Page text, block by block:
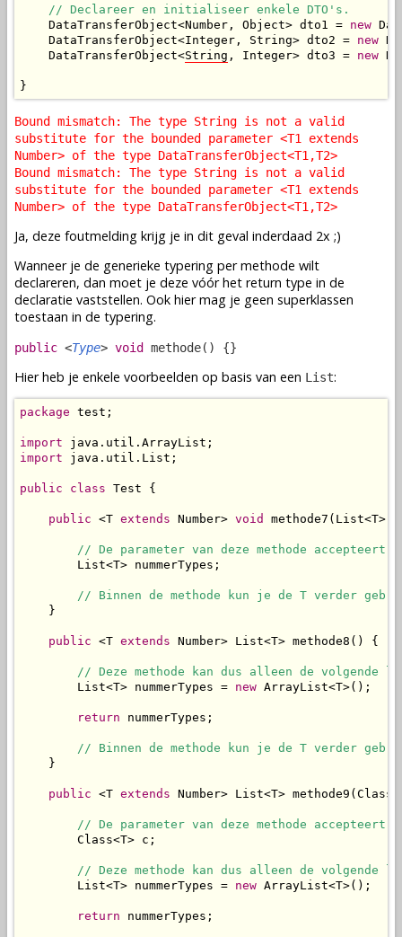
// Declareer en initialiseer enkele DTO's.
    DataTransferObject<Number, Object> dto1 =
new
    DataTransferObject<Integer, String> dto2 =
new
    DataTransferObject<
String , Integer> dto3 = new
}
Bound mismatch: The type String is not a valid
substitute for the bounded parameter <T1 extends
Number> of the type DataTransferObject<T1,T2>
Bound mismatch: The type String is not a valid
substitute for the bounded parameter <T1 extends
Number> of the type DataTransferObject<T1,T2>
Ja, deze foutmelding krijg je in dit geval inderdaad 2x ;)
Wanneer je de generieke typering per methode wilt
declareren, dan moet je deze vóór het return type in de
declaratie vaststellen. Ook hier mag je geen superklassen
toestaan in de typering.
public <Type> void methode() {}
Hier heb je enkele voorbeelden op basis van een List:
package test;
import
import java.util.List;
public class Test {
public <T extends Number> void methode7(List<T>
// De parameter van deze methode
        List<T> nummerTypes;
// Binnen de methode kun je de T verder
    }
public <T extends Number> List<T> methode8() {
// Deze methode kan dus alleen de volgende
        List<T> nummerTypes =
new ArrayList<T>();
return nummerTypes;
// Binnen de methode kun je de T verder
    }
public <T extends Number> List<T>
// De parameter van deze methode accepteert
        Class<T> c;
// Deze methode kan dus alleen de volgende
        List<T> nummerTypes =
new ArrayList<T>();
return nummerTypes;